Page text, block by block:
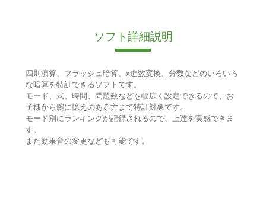
ソフト詳細説明
四則演算、フラッシュ暗算、x進数変換、分数などのいろいろ
な暗算を特訓できるソフトです。
モード、式、時間、問題数などを幅広く設定できるので、お
子様から腕に憶えのある方まで特訓対象です。
モード別にランキングが記録されるので、上達を実感できま
す。
また効果音の変更なども可能です。